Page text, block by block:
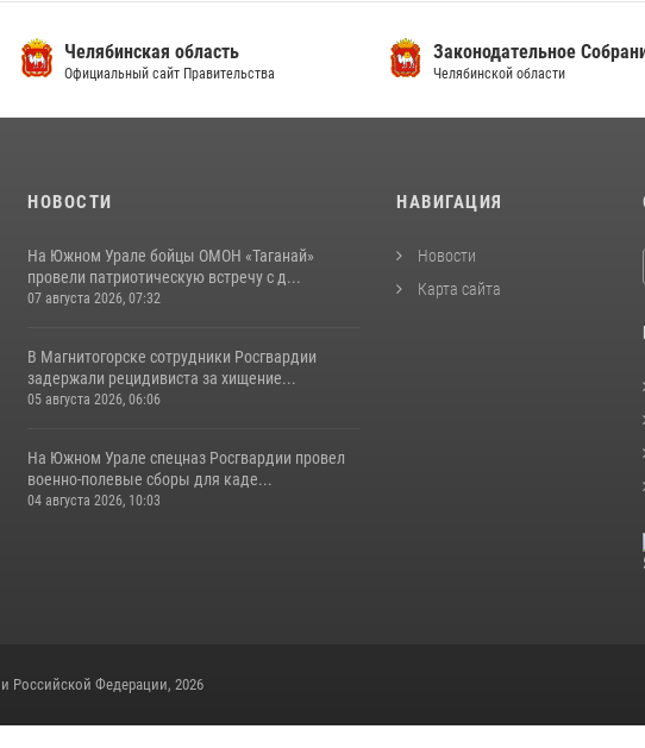
Челябинская область
Официальный сайт Правительства
Законодательное
Челябинской области
НОВОСТИ
На Южном Урале бойцы ОМОН «Таганай»
провели патриотическую встречу с д...
07 августа 2026, 07:32
В Магнитогорске сотрудники Росгвардии
задержали рецидивиста за хищение...
05 августа 2026, 06:06
На Южном Урале спецназ Росгвардии провел
военно-полевые сборы для каде...
04 августа 2026, 10:03
НАВИГАЦИЯ
Новости
Карта сайта
Российской Федерации, 2026